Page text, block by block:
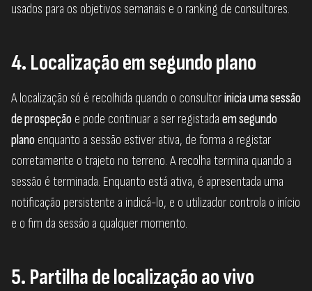
usados para os objetivos semanais e o ranking de consultores.
4. Localização em segundo plano
A localização só é recolhida quando o consultorinicia uma sessão
de prospeção e pode continuar a ser registada em segundo
plano enquanto a sessão estiver ativa, de forma a registar
corretamente o trajeto no terreno. A recolha termina quando a
sessão é terminada. Enquanto está ativa, é apresentada uma
notificação persistente a indicá-lo, e o utilizador controla o início
e o fim da sessão a qualquer momento.
5. Partilha de localização ao vivo